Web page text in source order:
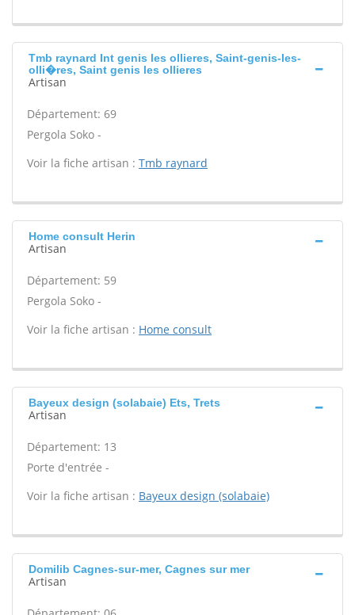
Tmb raynard Int genis les ollieres, Saint-genis-les-
olli�res, Saint genis les ollieres
Artisan
Département: 69
Pergola Soko -
Voir la fiche artisan : Tmb raynard
Home consult Herin
Artisan
Département: 59
Pergola Soko -
Voir la fiche artisan : Home consult
Bayeux design (solabaie) Ets, Trets
Artisan
Département: 13
Porte d'entrée -
Voir la fiche artisan : Bayeux design (solabaie)
Domilib Cagnes-sur-mer, Cagnes sur mer
Artisan